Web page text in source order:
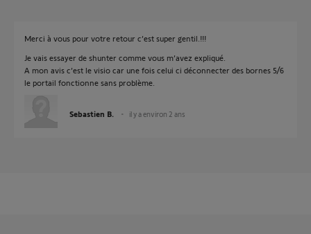
Merci à vous pour votre retour c’est super gentil.!!!
Je vais essayer de shunter comme vous m’avez expliqué.
A mon avis c’est le visio car une fois celui ci déconnecter des bornes 5/6
le portail fonctionne sans problème.
Sebastien B. il y a environ 2 ans